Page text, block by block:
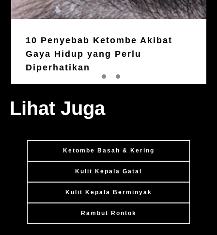
10 Penyebab Ketombe Akibat
Gaya Hidup yang Perlu
Diperhatikan
Lihat Juga
Ketombe Basah & Kering
Kulit Kepala Gatal
Kulit Kepala Berminyak
Rambut Rontok